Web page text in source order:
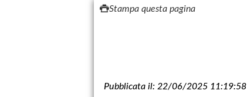
Stampa questa pagina
Pubblicata il: 22/06/2025 11:19:58